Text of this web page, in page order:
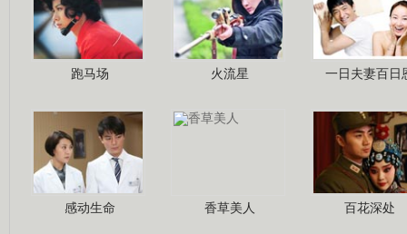
跑马场 火流星 一日夫妻百日
感动生命 香草美人 百花深处